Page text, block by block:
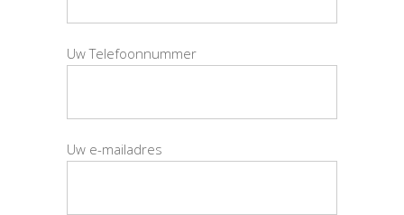
Uw Telefoonnummer
Uw e-mailadres